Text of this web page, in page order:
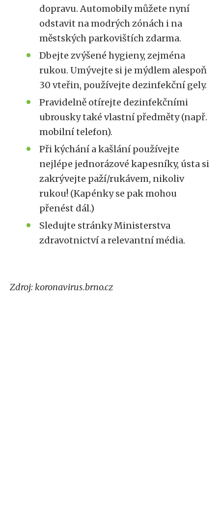
dopravu. Automobily můžete nyní
odstavit na modrých zónách i na
městských parkovištích zdarma.
Dbejte zvýšené hygieny, zejména
rukou. Umývejte si je mýdlem alespoň
30 vteřin, používejte dezinfekční gely.
Pravidelně otírejte dezinfekčními
ubrousky také vlastní předměty (např.
mobilní telefon).
Při kýchání a kašlání používejte
nejlépe jednorázové kapesníky, ústa si
zakrývejte paží/rukávem, nikoliv
rukou! (Kapénky se pak mohou
přenést dál.)
Sledujte stránky Ministerstva
zdravotnictví a relevantní média.
Zdroj: koronavirus.brno.cz